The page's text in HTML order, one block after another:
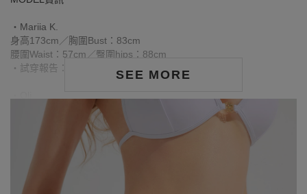
SEE MORE
‧Mariia K.
身高173cm／胸圍Bust：83cm
腰圍Waist：57cm／臀圍hips：88cm
‧試穿報告：模特兒穿著S號
身高172cm／胸圍Bust：82cm
腰圍Waist：60cm／臀圍hips：87cm
‧試穿報告：模特兒穿著S號